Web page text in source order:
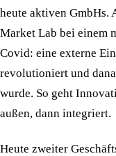
heute aktiven GmbHs.
Market Lab bei einem
Covid: eine externe
revolutioniert und
wurde. So geht
außen, dann integriert.
Heute zweiter